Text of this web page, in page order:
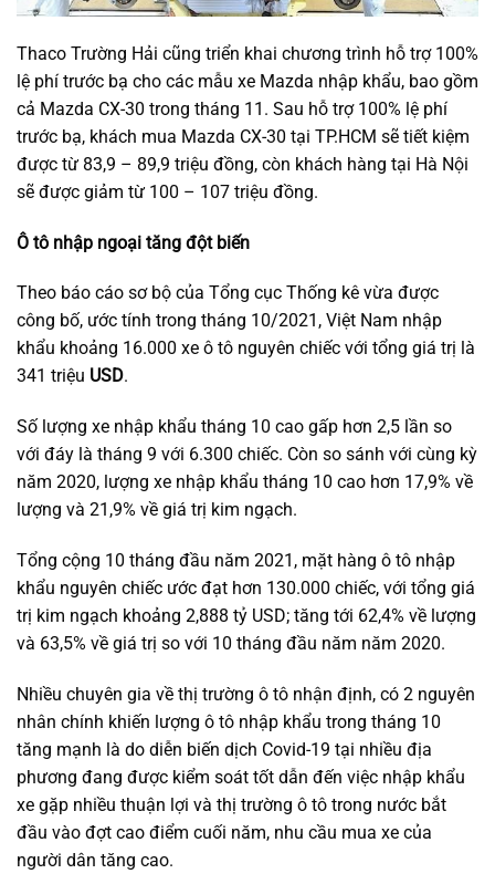
Thaco Trường Hải cũng triển khai chương trình hỗ trợ 100%
lệ phí trước bạ cho các mẫu xe Mazda nhập khẩu, bao gồm
cả Mazda CX-30 trong tháng 11. Sau hỗ trợ 100% lệ phí
trước bạ, khách mua Mazda CX-30 tại TP.HCM sẽ tiết kiệm
được từ 83,9 – 89,9 triệu đồng, còn khách hàng tại Hà Nội
sẽ được giảm từ 100 – 107 triệu đồng.
Ô tô nhập ngoại tăng đột biến
Theo báo cáo sơ bộ của Tổng cục Thống kê vừa được
công bố, ước tính trong tháng 10/2021, Việt Nam nhập
khẩu khoảng 16.000 xe ô tô nguyên chiếc với tổng giá trị là
341 triệu USD.
Số lượng xe nhập khẩu tháng 10 cao gấp hơn 2,5 lần so
với đáy là tháng 9 với 6.300 chiếc. Còn so sánh với cùng kỳ
năm 2020, lượng xe nhập khẩu tháng 10 cao hơn 17,9% về
lượng và 21,9% về giá trị kim ngạch.
Tổng cộng 10 tháng đầu năm 2021, mặt hàng ô tô nhập
khẩu nguyên chiếc ước đạt hơn 130.000 chiếc, với tổng giá
trị kim ngạch khoảng 2,888 tỷ USD; tăng tới 62,4% về lượng
và 63,5% về giá trị so với 10 tháng đầu năm năm 2020.
Nhiều chuyên gia về thị trường ô tô nhận định, có 2 nguyên
nhân chính khiến lượng ô tô nhập khẩu trong tháng 10
tăng mạnh là do diễn biến dịch Covid-19 tại nhiều địa
phương đang được kiểm soát tốt dẫn đến việc nhập khẩu
xe gặp nhiều thuận lợi và thị trường ô tô trong nước bắt
đầu vào đợt cao điểm cuối năm, nhu cầu mua xe của
người dân tăng cao.